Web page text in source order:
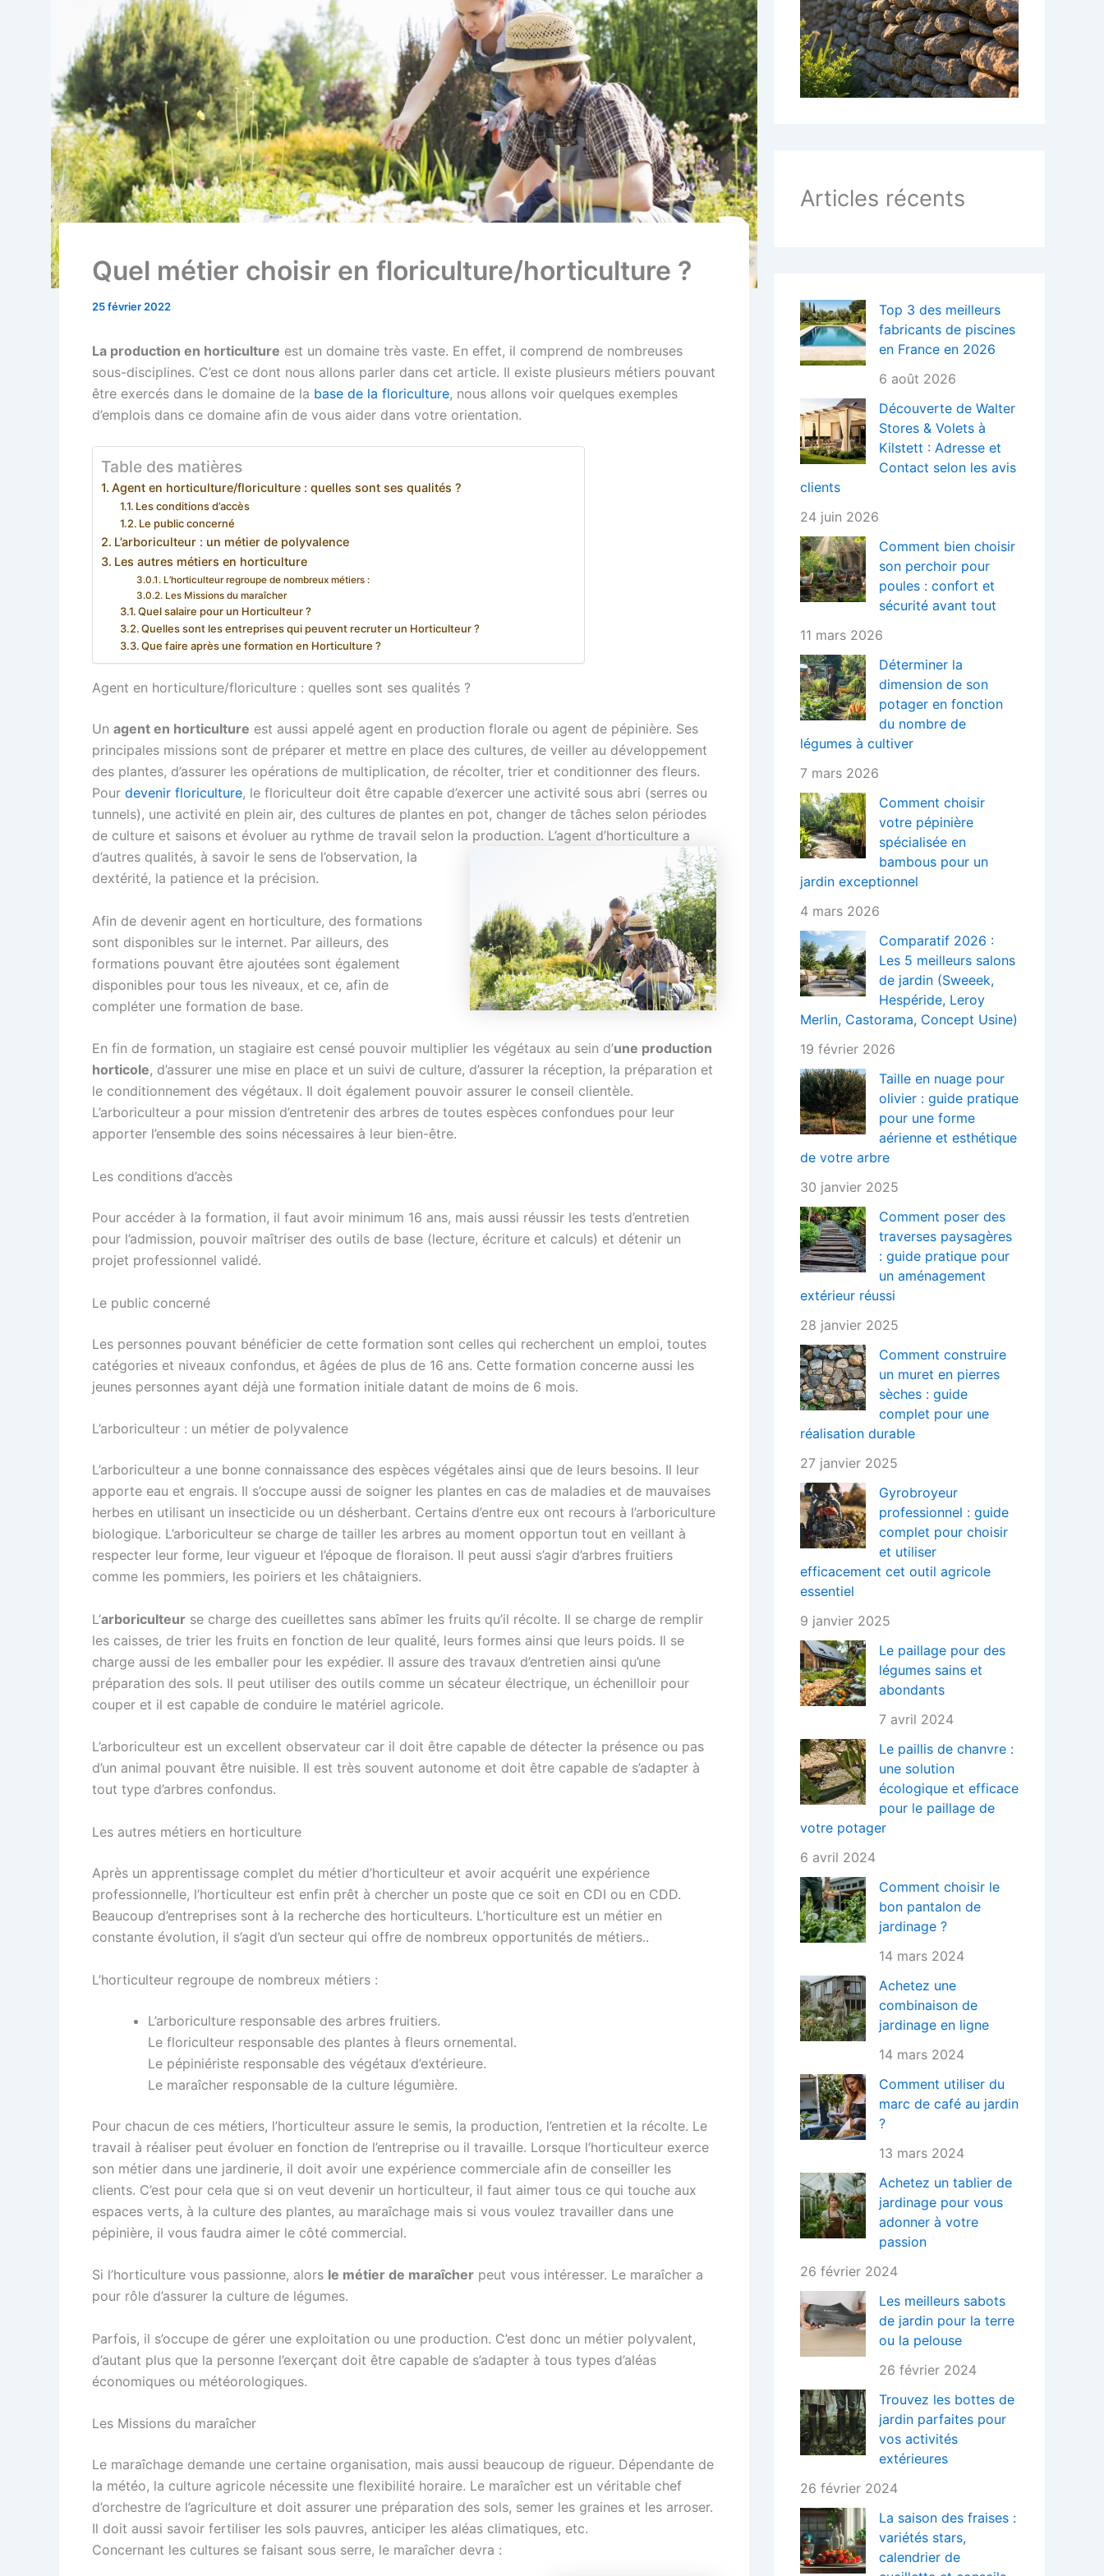
Quel métier choisir en floriculture/horticulture ?
25 février 2022
La production en horticulture est un domaine très vaste. En effet, il comprend de nombreuses
sous-disciplines. C’est ce dont nous allons parler dans cet article. Il existe plusieurs métiers pouvant
être exercés dans le domaine de la base de la floriculture, nous allons voir quelques exemples
d’emplois dans ce domaine afin de vous aider dans votre orientation.
Table des matières
Agent en horticulture/floriculture : quelles sont ses qualités ?
Les conditions d’accès
Le public concerné
L’arboriculteur : un métier de polyvalence
Les autres métiers en horticulture
L’horticulteur regroupe de nombreux métiers :
Les Missions du maraîcher
Quel salaire pour un Horticulteur ?
Quelles sont les entreprises qui peuvent recruter un Horticulteur ?
Que faire après une formation en Horticulture ?
Agent en horticulture/floriculture : quelles sont ses qualités ?
Un agent en horticulture est aussi appelé agent en production florale ou agent de pépinière. Ses
principales missions sont de préparer et mettre en place des cultures, de veiller au développement
des plantes, d’assurer les opérations de multiplication, de récolter, trier et conditionner des fleurs.
Pour devenir floriculture, le floriculteur doit être capable d’exercer une activité sous abri (serres ou
tunnels), une activité en plein air, des cultures de plantes en pot, changer de tâches selon périodes
de culture et saisons et évoluer au rythme de travail selon la production. L’agent d’horticulture a
d’autres qualités, à savoir le sens de l’observation, la
dextérité, la patience et la précision.
Afin de devenir agent en horticulture, des formations
sont disponibles sur le internet. Par ailleurs, des
formations pouvant être ajoutées sont également
disponibles pour tous les niveaux, et ce, afin de
compléter une formation de base.
En fin de formation, un stagiaire est censé pouvoir multiplier les végétaux au sein d’une production
horticole, d’assurer une mise en place et un suivi de culture, d’assurer la réception, la préparation et
le conditionnement des végétaux. Il doit également pouvoir assurer le conseil clientèle.
L’arboriculteur a pour mission d’entretenir des arbres de toutes espèces confondues pour leur
apporter l’ensemble des soins nécessaires à leur bien-être.
Les conditions d’accès
Pour accéder à la formation, il faut avoir minimum 16 ans, mais aussi réussir les tests d’entretien
pour l’admission, pouvoir maîtriser des outils de base (lecture, écriture et calculs) et détenir un
projet professionnel validé.
Le public concerné
Les personnes pouvant bénéficier de cette formation sont celles qui recherchent un emploi, toutes
catégories et niveaux confondus, et âgées de plus de 16 ans. Cette formation concerne aussi les
jeunes personnes ayant déjà une formation initiale datant de moins de 6 mois.
L’arboriculteur : un métier de polyvalence
L’arboriculteur a une bonne connaissance des espèces végétales ainsi que de leurs besoins. Il leur
apporte eau et engrais. Il s’occupe aussi de soigner les plantes en cas de maladies et de mauvaises
herbes en utilisant un insecticide ou un désherbant. Certains d’entre eux ont recours à l’arboriculture
biologique. L’arboriculteur se charge de tailler les arbres au moment opportun tout en veillant à
respecter leur forme, leur vigueur et l’époque de floraison. Il peut aussi s’agir d’arbres fruitiers
comme les pommiers, les poiriers et les châtaigniers.
L’arboriculteur se charge des cueillettes sans abîmer les fruits qu’il récolte. Il se charge de remplir
les caisses, de trier les fruits en fonction de leur qualité, leurs formes ainsi que leurs poids. Il se
charge aussi de les emballer pour les expédier. Il assure des travaux d’entretien ainsi qu’une
préparation des sols. Il peut utiliser des outils comme un sécateur électrique, un échenilloir pour
couper et il est capable de conduire le matériel agricole.
L’arboriculteur est un excellent observateur car il doit être capable de détecter la présence ou pas
d’un animal pouvant être nuisible. Il est très souvent autonome et doit être capable de s’adapter à
tout type d’arbres confondus.
Les autres métiers en horticulture
Après un apprentissage complet du métier d’horticulteur et avoir acquérit une expérience
professionnelle, l’horticulteur est enfin prêt à chercher un poste que ce soit en CDI ou en CDD.
Beaucoup d’entreprises sont à la recherche des horticulteurs. L’horticulture est un métier en
constante évolution, il s’agit d’un secteur qui offre de nombreux opportunités de métiers..
L’horticulteur regroupe de nombreux métiers :
L’arboriculture responsable des arbres fruitiers.
Le floriculteur responsable des plantes à fleurs ornemental.
Le pépiniériste responsable des végétaux d’extérieure.
Le maraîcher responsable de la culture légumière.
Pour chacun de ces métiers, l’horticulteur assure le semis, la production, l’entretien et la récolte. Le
travail à réaliser peut évoluer en fonction de l’entreprise ou il travaille. Lorsque l’horticulteur exerce
son métier dans une jardinerie, il doit avoir une expérience commerciale afin de conseiller les
clients. C’est pour cela que si on veut devenir un horticulteur, il faut aimer tous ce qui touche aux
espaces verts, à la culture des plantes, au maraîchage mais si vous voulez travailler dans une
pépinière, il vous faudra aimer le côté commercial.
Si l’horticulture vous passionne, alors le métier de maraîcher peut vous intéresser. Le maraîcher a
pour rôle d’assurer la culture de légumes.
Parfois, il s’occupe de gérer une exploitation ou une production. C’est donc un métier polyvalent,
d’autant plus que la personne l’exerçant doit être capable de s’adapter à tous types d’aléas
économiques ou météorologiques.
Les Missions du maraîcher
Le maraîchage demande une certaine organisation, mais aussi beaucoup de rigueur. Dépendante de
la météo, la culture agricole nécessite une flexibilité horaire. Le maraîcher est un véritable chef
d’orchestre de l’agriculture et doit assurer une préparation des sols, semer les graines et les arroser.
Il doit aussi savoir fertiliser les sols pauvres, anticiper les aléas climatiques, etc.
Concernant les cultures se faisant sous serre, le maraîcher devra :
:
Articles récents
Top 3 des meilleurs
fabricants de piscines
en France en 2026
6 août 2026
Découverte de Walter
Stores & Volets à
Kilstett : Adresse et
Contact selon les avis
clients
24 juin 2026
Comment bien choisir
son perchoir pour
poules : confort et
sécurité avant tout
11 mars 2026
Déterminer la
dimension de son
potager en fonction
du nombre de
légumes à cultiver
7 mars 2026
Comment choisir
votre pépinière
spécialisée en
bambous pour un
jardin exceptionnel
4 mars 2026
Comparatif 2026 :
Les 5 meilleurs salons
de jardin (Sweeek,
Hespéride, Leroy
Merlin, Castorama, Concept Usine)
19 février 2026
Taille en nuage pour
olivier : guide pratique
pour une forme
aérienne et esthétique
de votre arbre
30 janvier 2025
Comment poser des
traverses paysagères
: guide pratique pour
un aménagement
extérieur réussi
28 janvier 2025
Comment construire
un muret en pierres
sèches : guide
complet pour une
réalisation durable
27 janvier 2025
Gyrobroyeur
professionnel : guide
complet pour choisir
et utiliser
efficacement cet outil agricole
essentiel
9 janvier 2025
Le paillage pour des
légumes sains et
abondants
7 avril 2024
Le paillis de chanvre :
une solution
écologique et efficace
pour le paillage de
votre potager
6 avril 2024
Comment choisir le
bon pantalon de
jardinage ?
14 mars 2024
Achetez une
combinaison de
jardinage en ligne
14 mars 2024
Comment utiliser du
marc de café au jardin
?
13 mars 2024
Achetez un tablier de
jardinage pour vous
adonner à votre
passion
26 février 2024
Les meilleurs sabots
de jardin pour la terre
ou la pelouse
26 février 2024
Trouvez les bottes de
jardin parfaites pour
vos activités
extérieures
26 février 2024
La saison des fraises :
variétés stars,
calendrier de